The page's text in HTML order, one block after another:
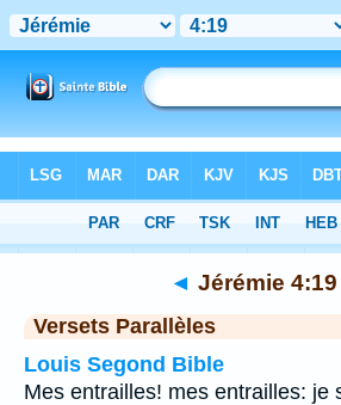
Chapitre 4> Verset 19
◄ Jérémie 4:19
Versets Parallèles
Louis Segond Bible
Mes entrailles! mes entrailles: je